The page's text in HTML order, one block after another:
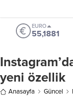
EURO
55,1881
yeni özellik
Anasayfa Güncel